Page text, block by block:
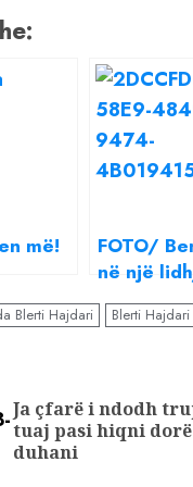
më!
lidhjen
e
FOTO/
në një
vëllanë e
Hajdarit,
Blerti Hajdari Blerti
Ja çfarë i ndodh
tuaj pasi hiqni
duhani